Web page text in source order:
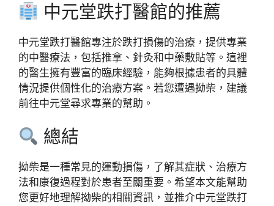
中元堂跌打醫館的推薦
中元堂跌打醫館專注於跌打損傷的治療，提供專業
的中醫療法，包括推拿、針灸和中藥敷貼等。這裡
的醫生擁有豐富的臨床經驗，能夠根據患者的具體
情況提供個性化的治療方案。若您遭遇拗柴，建議
前往中元堂尋求專業的幫助。
總結
拗柴是一種常見的運動損傷，了解其症狀、治療方
法和康復過程對於患者至關重要。希望本文能幫助
您更好地理解拗柴的相關資訊，並推介中元堂跌打